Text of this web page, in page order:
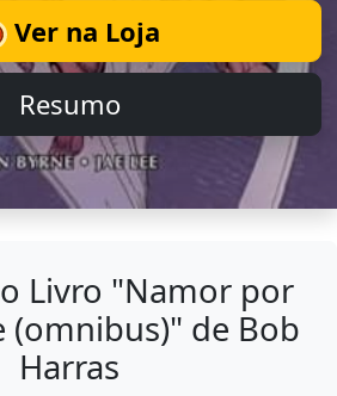
Ver na Loja
Resumo
Livro "Namor por
(omnibus)" de Bob
Harras